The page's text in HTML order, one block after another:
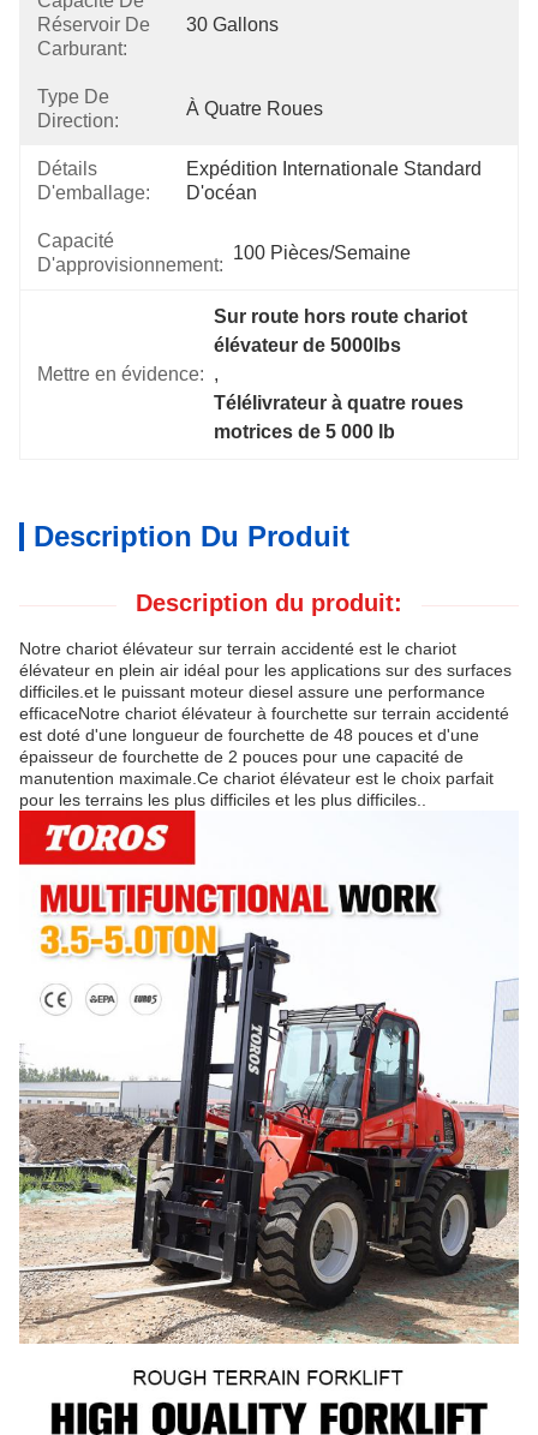
Réservoir De
Carburant:
30 Gallons
Type De
Direction:
À Quatre Roues
Détails
D'emballage:
Expédition Internationale Standard
D'océan
Capacité
D'approvisionnement:
100 Pièces/semaine
Mettre en évidence:
Sur route hors route chariot
élévateur de 5000lbs
,
Télélivrateur à quatre roues
motrices de 5 000 lb
Description Du Produit
Description du produit:
Notre chariot élévateur sur terrain accidenté est le chariot
élévateur en plein air idéal pour les applications sur des surfaces
difficiles.et le puissant moteur diesel assure une performance
efficaceNotre chariot élévateur à fourchette sur terrain accidenté
est doté d'une longueur de fourchette de 48 pouces et d'une
épaisseur de fourchette de 2 pouces pour une capacité de
manutention maximale.Ce chariot élévateur est le choix parfait
pour les terrains les plus difficiles et les plus difficiles..